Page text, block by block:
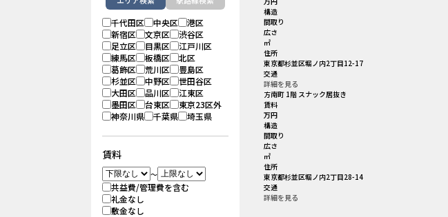
千代田区 中央区
港区
新宿区
文京区
渋谷区
足立区
目黒区
江戸川区
練馬区
板橋区
北区
葛飾区
荒川区
豊島区
杉並区
中野区
世田谷区
大田区
品川区
江東区
墨田区
台東区
東京23区外
神奈川県
千葉県 埼玉県
賃料
～
共益費/管理費を含む
礼金なし
敷金なし
構造
間取り
広さ
㎡
住所
東京都杉並区堀ノ内2丁目12-17
交通
詳細を見る
方南町 1階 スナック居抜き
賃料
万円
構造
間取り
広さ
㎡
住所
東京都杉並区堀ノ内2丁目28-14
交通
詳細を見る